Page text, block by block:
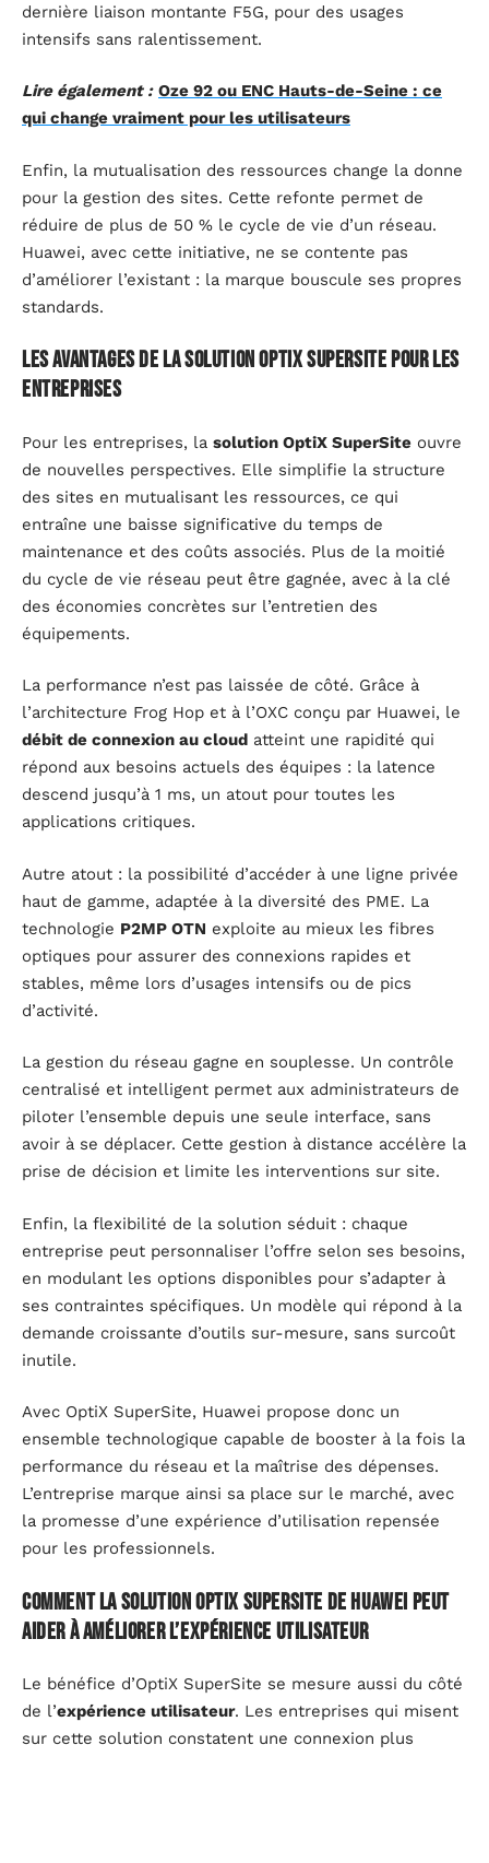
dernière liaison montante F5G, pour des usages
intensifs sans ralentissement.
Lire également : Oze 92 ou ENC Hauts-de-Seine : ce
qui change vraiment pour les utilisateurs
Enfin, la mutualisation des ressources change la donne
pour la gestion des sites. Cette refonte permet de
réduire de plus de 50 % le cycle de vie d’un réseau.
Huawei, avec cette initiative, ne se contente pas
d’améliorer l’existant : la marque bouscule ses propres
standards.
Les avantages de la solution OptiX SuperSite pour les
entreprises
Pour les entreprises, la solution OptiX SuperSite ouvre
de nouvelles perspectives. Elle simplifie la structure
des sites en mutualisant les ressources, ce qui
entraîne une baisse significative du temps de
maintenance et des coûts associés. Plus de la moitié
du cycle de vie réseau peut être gagnée, avec à la clé
des économies concrètes sur l’entretien des
équipements.
La performance n’est pas laissée de côté. Grâce à
l’architecture Frog Hop et à l’OXC conçu par Huawei, le
débit de connexion au cloud atteint une rapidité qui
répond aux besoins actuels des équipes : la latence
descend jusqu’à 1 ms, un atout pour toutes les
applications critiques.
Autre atout : la possibilité d’accéder à une ligne privée
haut de gamme, adaptée à la diversité des PME. La
technologie P2MP OTN exploite au mieux les fibres
optiques pour assurer des connexions rapides et
stables, même lors d’usages intensifs ou de pics
d’activité.
La gestion du réseau gagne en souplesse. Un contrôle
centralisé et intelligent permet aux administrateurs de
piloter l’ensemble depuis une seule interface, sans
avoir à se déplacer. Cette gestion à distance accélère la
prise de décision et limite les interventions sur site.
Enfin, la flexibilité de la solution séduit : chaque
entreprise peut personnaliser l’offre selon ses besoins,
en modulant les options disponibles pour s’adapter à
ses contraintes spécifiques. Un modèle qui répond à la
demande croissante d’outils sur-mesure, sans surcoût
inutile.
Avec OptiX SuperSite, Huawei propose donc un
ensemble technologique capable de booster à la fois la
performance du réseau et la maîtrise des dépenses.
L’entreprise marque ainsi sa place sur le marché, avec
la promesse d’une expérience d’utilisation repensée
pour les professionnels.
Comment la solution OptiX SuperSite de Huawei peut
aider à améliorer l’expérience utilisateur
Le bénéfice d’OptiX SuperSite se mesure aussi du côté
de l’expérience utilisateur. Les entreprises qui misent
sur cette solution constatent une connexion plus